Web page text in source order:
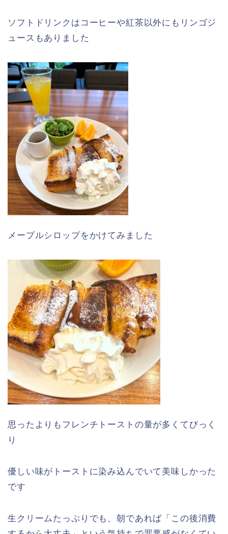
ソフトドリンクはコーヒーや紅茶以外にもリンゴジ
ュースもありました
メープルシロップをかけてみました
思ったよりもフレンチトーストの量が多くてびっく
り
優しい味がトーストに染み込んでいて美味しかった
です
生クリームたっぷりでも、朝であれば「この後消費